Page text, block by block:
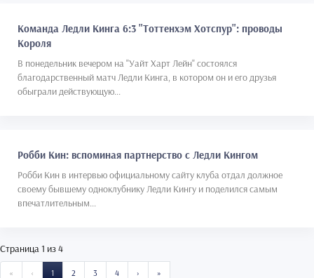
Команда Ледли Кинга 6:3 "Тоттенхэм Хотспур": проводы
Короля
В понедельник вечером на "Уайт Харт Лейн" состоялся
благодарственный матч Ледли Кинга, в котором он и его друзья
обыграли действующую...
Робби Кин: вспоминая партнерство с Ледли Кингом
Робби Кин в интервью официальному сайту клуба отдал должное
своему бывшему одноклубнику Ледли Кингу и поделился самым
впечатлительным...
Страница 1 из 4
« START‹ PREVIOUS
1 2 3 4 › »